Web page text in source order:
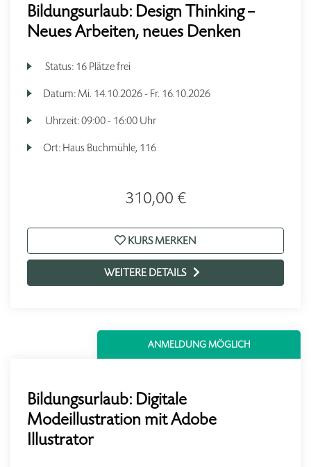
Bildungsurlaub: Design Thinking –
Neues Arbeiten, neues Denken
Status: 16 Plätze frei
Datum: Mi. 14.10.2026 - Fr. 16.10.2026
Uhrzeit:09:00 - 16:00 Uhr
Ort: Haus Buchmühle, 116
310,00 €
KURS MERKEN
WEITERE DETAILS
ANMELDUNG MÖGLICH
Bildungsurlaub: Digitale
Modeillustration mit Adobe
Illustrator